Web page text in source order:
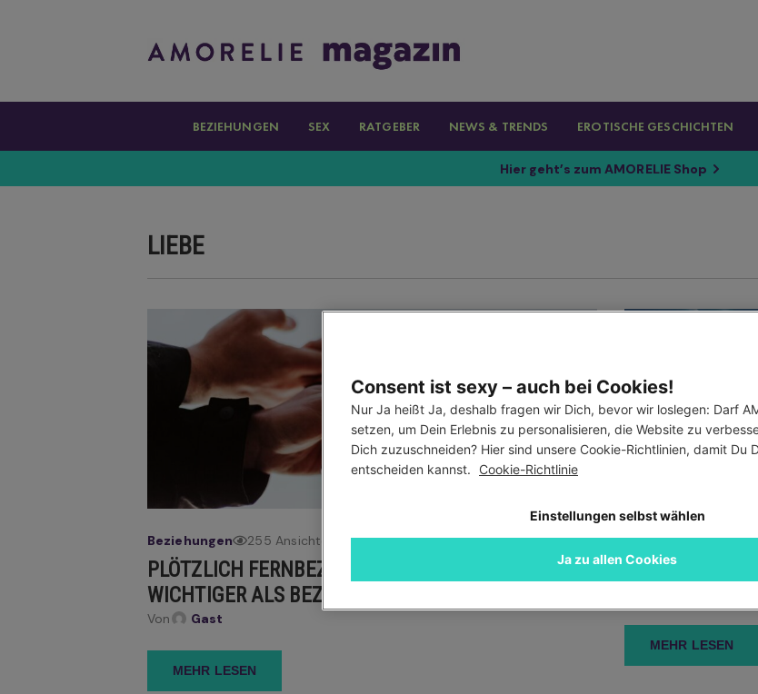
BEZIEHUNGEN SEX RATGEBER NEWS & TRENDS EROTISCHE GESCHICHTEN
Hier geht’s zum AMORELIE Shop
LIEBE
Beziehungen 255 Ansichten
PLÖTZLICH FERNBEZIEHUNG: SIND UNS JOBS
WICHTIGER ALS BEZIEHUNGEN?
Von Gast
MEHR LESEN
Sex 4.773
SEX IM
MEHR LESEN
Consent ist sexy – auch bei Cookies!
Nur Ja heißt Ja, deshalb fragen wir Dich, bevor wir loslegen: Darf
setzen, um Dein Erlebnis zu personalisieren, die Website zu
Dich zuzuschneiden? Hier sind unsere Cookie-Richtlinien, damit Du
entscheiden kannst.
Cookie-Richtlinie
Einstellungen selbst wählen
Ja zu allen Cookies